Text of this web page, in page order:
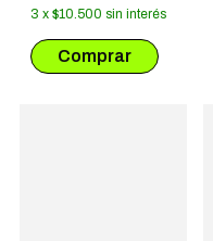
3 x $10.500 sin interés